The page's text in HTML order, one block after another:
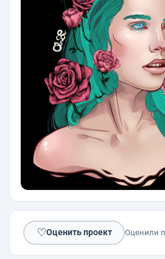
♡Оценить проект Оценили